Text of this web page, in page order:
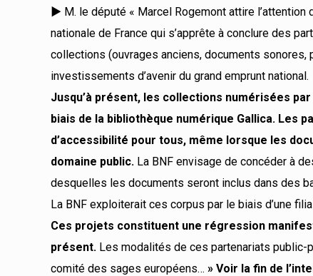
► M. le député « Marcel Rogemont attire
nationale de France qui s’apprête à conclure des
collections (ouvrages anciens, documents
investissements d’avenir du grand emprunt national.
Jusqu’à présent, les collections numérisées
biais de la bibliothèque numérique Gallica. Les
d’accessibilité pour tous, même lorsque les
domaine public. La BNF envisage de concéder à
desquelles les documents seront inclus dans des
La BNF exploiterait ces corpus par le biais d’une
Ces projets constituent une régression
présent. Les modalités de ces partenariats
comité des sages européens… » Voir la fin de